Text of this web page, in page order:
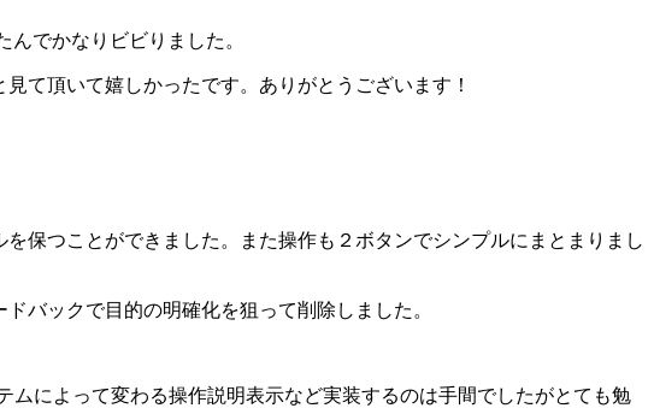
でかなりビビりました。
て頂いて嬉しかったです。ありがとうございます！
保つことができました。また操作も２ボタンでシンプルにまとまりまし
バックで目的の明確化を狙って削除しました。
によって変わる操作説明表示など実装するのは手間でしたがとても勉